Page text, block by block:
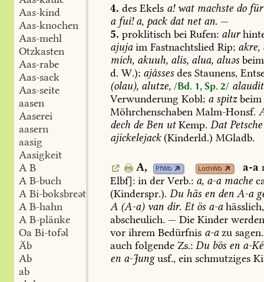
Aas-kind
Aas-knochen
Aas-mehl
Otzkasten
Aas-rabe
Aas-sack
Aas-seite
aasen
Aaserei
aasern
aasig
Aasigkeit
A B
A B-buch
A Bi-boksbreət
A B-hahn
A B-plänke
Oa Bi-tofəl
Äb
Ab
ab
4. des Ekels a!watmachste dofür
afui!a, packdatnetan. —
5. proklitisch bei Rufen: alur
ajujaim Fastnachtslied Rip; akre,
mich, akuuh, alis, alua, aluəs beim
d. W.); ajásses des Staunens,
(olau), alutze, /Bd. 1, Sp. 2/
Verwunderung Kobl; aspitzbeim
Möhrchenschaben Malm-Honsf.
dech de Ben ut Kemp. DatPetsche
ajickelejack(Kinderld.) MGladb.
A, PfWb LothWb a-a
Elbf]: in der Verb.: a, a-amache
(Kinderspr.). Du häs en den A-a
A (A-a)van dir. Etös a-ahässlich,
abscheulich. — Die Kinder
vor ihrem Bedürfnis a-azu sagen.
auch folgende Zs.: Du bös en a-
en a-Jungusf., ein schmutziges